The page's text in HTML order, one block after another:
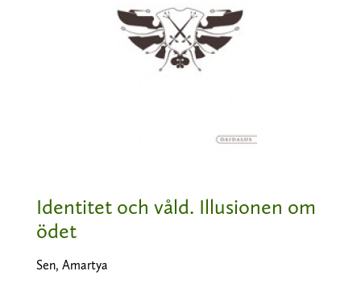
Identitet och våld. Illusionen om
ödet
Sen, Amartya